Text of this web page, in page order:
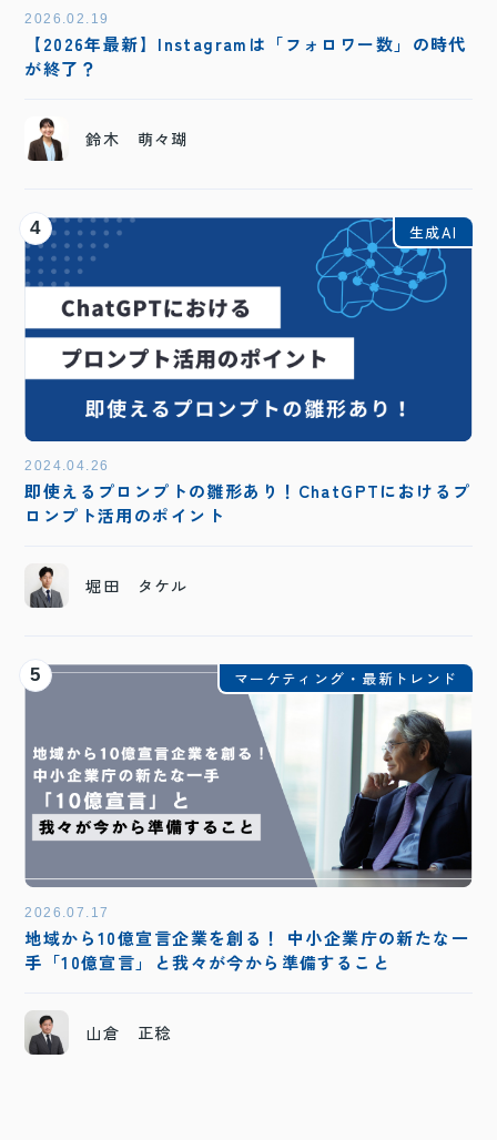
2026.02.19
【2026年最新】Instagramは「フォロワー数」の時代
が終了？
鈴木 萌々瑚
4 生成AI
2024.04.26
即使えるプロンプトの雛形あり！ChatGPTにおけるプ
ロンプト活用のポイント
堀田 タケル
5 マーケティング・最新トレンド
2026.07.17
地域から10億宣言企業を創る！ 中小企業庁の新たな一
手「10億宣言」と我々が今から準備すること
山倉 正稔